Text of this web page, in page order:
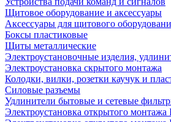
Щитовое оборудование и аксессуары
Аксессуары для щитового
Боксы пластиковые
Щиты металлические
Электроустановочные изделия,
Электроустановка скрытого монтажа
Колодки, вилки, розетки каучук и
Силовые разъемы
Удлинители бытовые и сетевые
Электроустановка открытого монтажа